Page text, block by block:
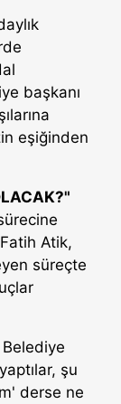
başkanı
eşiğinden
Atik,
süreçte
şu
derse ne